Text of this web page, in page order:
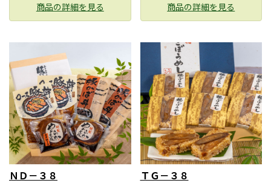
商品の詳細を見る 商品の詳細を見る
ＮＤ－３８ ＴＧ－３８